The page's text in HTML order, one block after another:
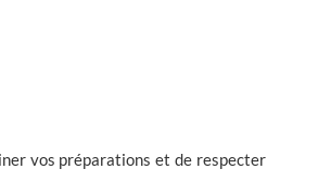
vos préparations et de respecter